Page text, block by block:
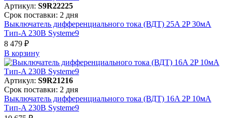
Артикул: S9R22225
Срок поставки: 2 дня
Выключатель дифференциального тока (ВДТ) 25A 2P 30мА
Тип-A 230В Systeme9
8 479 ₽
В корзинy
Артикул: S9R21216
Срок поставки: 2 дня
Выключатель дифференциального тока (ВДТ) 16A 2P 10мА
Тип-A 230В Systeme9